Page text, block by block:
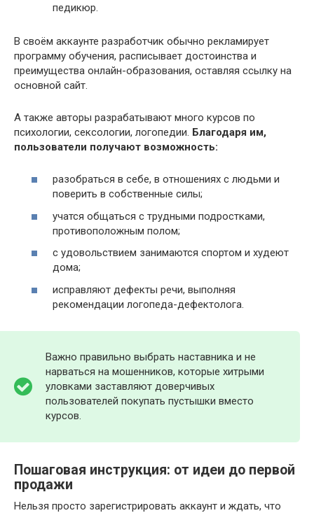
педикюр.
В своём аккаунте разработчик обычно рекламирует
программу обучения, расписывает достоинства и
преимущества онлайн-образования, оставляя ссылку на
основной сайт.
А также авторы разрабатывают много курсов по
психологии, сексологии, логопедии. Благодаря им,
пользователи получают возможность:
разобраться в себе, в отношениях с людьми и
поверить в собственные силы;
учатся общаться с трудными подростками,
противоположным полом;
с удовольствием занимаются спортом и худеют
дома;
исправляют дефекты речи, выполняя
рекомендации логопеда-дефектолога.
Важно правильно выбрать наставника и не
нарваться на мошенников, которые хитрыми
уловками заставляют доверчивых
пользователей покупать пустышки вместо
курсов.
Пошаговая инструкция: от идеи до первой
продажи
Нельзя просто зарегистрировать аккаунт и ждать, что